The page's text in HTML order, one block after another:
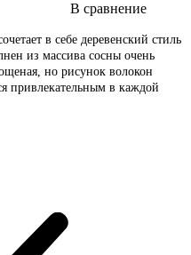
В сравнение
в себе деревенский стиль
из массива сосны очень
но рисунок волокон
привлекательным в каждой